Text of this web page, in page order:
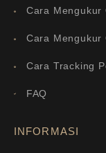
Cara Mengukur
Cara Mengukur
Cara Tracking
FAQ
INFORMASI